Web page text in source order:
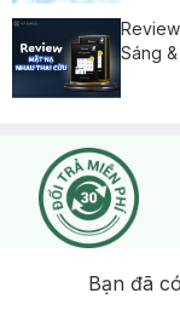
Sáng
Bạn đã